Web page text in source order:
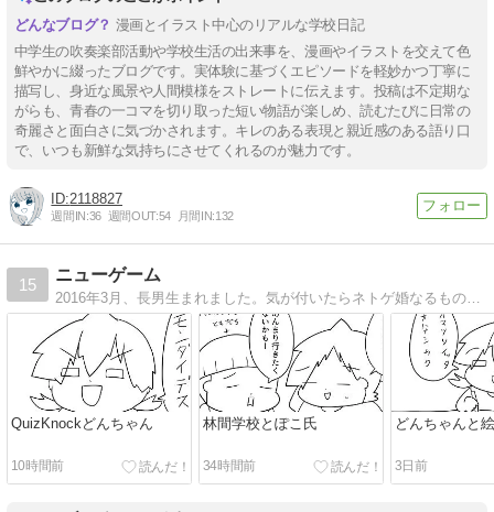
漫画とイラスト中心のリアルな学校日記
中学生の吹奏楽部活動や学校生活の出来事を、漫画やイラストを交えて色
鮮やかに綴ったブログです。実体験に基づくエピソードを軽妙かつ丁寧に
描写し、身近な風景や人間模様をストレートに伝えます。投稿は不定期な
がらも、青春の一コマを切り取った短い物語が楽しめ、読むたびに日常の
奇麗さと面白さに気づかされます。キレのある表現と親近感のある語り口
で、いつも新鮮な気持ちにさせてくれるのが魅力です。
2118827
週間IN:36 週間OUT:54 月間IN:132
15
ニューゲーム
2016年3月、長男生まれました。気が付いたらネトゲ婚なるものをしていた人の４コマ・イラストブログ。今日もどこかで息してます。
QuizKnockどんちゃん
10時間前
林間学校とぽこ氏
34時間前
どんちゃんと
3日前